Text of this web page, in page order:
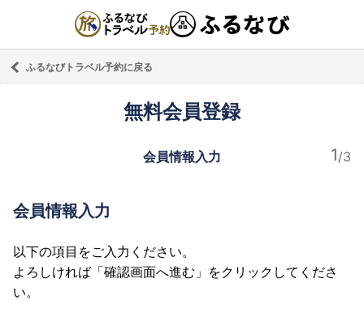
ふるなびトラベル予約に戻る
無料会員登録
会員情報入力
会員情報入力
以下の項目をご入力ください。
よろしければ「確認画面へ進む」をクリックしてくださ
い。